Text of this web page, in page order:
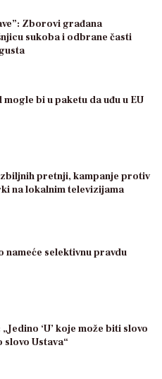
Zborovi građana
sukoba i odbrane časti
bi u paketu da uđu u EU
pretnji, kampanje protiv
na lokalnim televizijama
nameće selektivnu pravdu
‘U’ koje može biti slovo
Ustava“